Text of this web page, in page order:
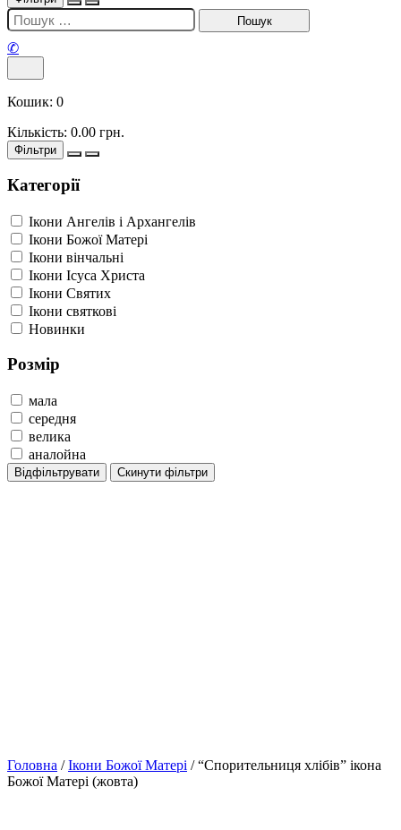
✆
Кошик: 0
Кількість: 0.00 грн.
Фільтри
Категорії
Ікони Ангелів і Архангелів
Ікони Божої Матері
Ікони вінчальні
Ікони Ісуса Христа
Ікони Святих
Ікони святкові
Новинки
Розмір
мала
середня
велика
аналойна
Відфільтрувати Скинути фільтри
Головна /Ікони Божої Матері / “Спорительниця хлібів” ікона
Божої Матері (жовта)